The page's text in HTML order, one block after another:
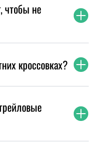
чтобы не
кроссовках?